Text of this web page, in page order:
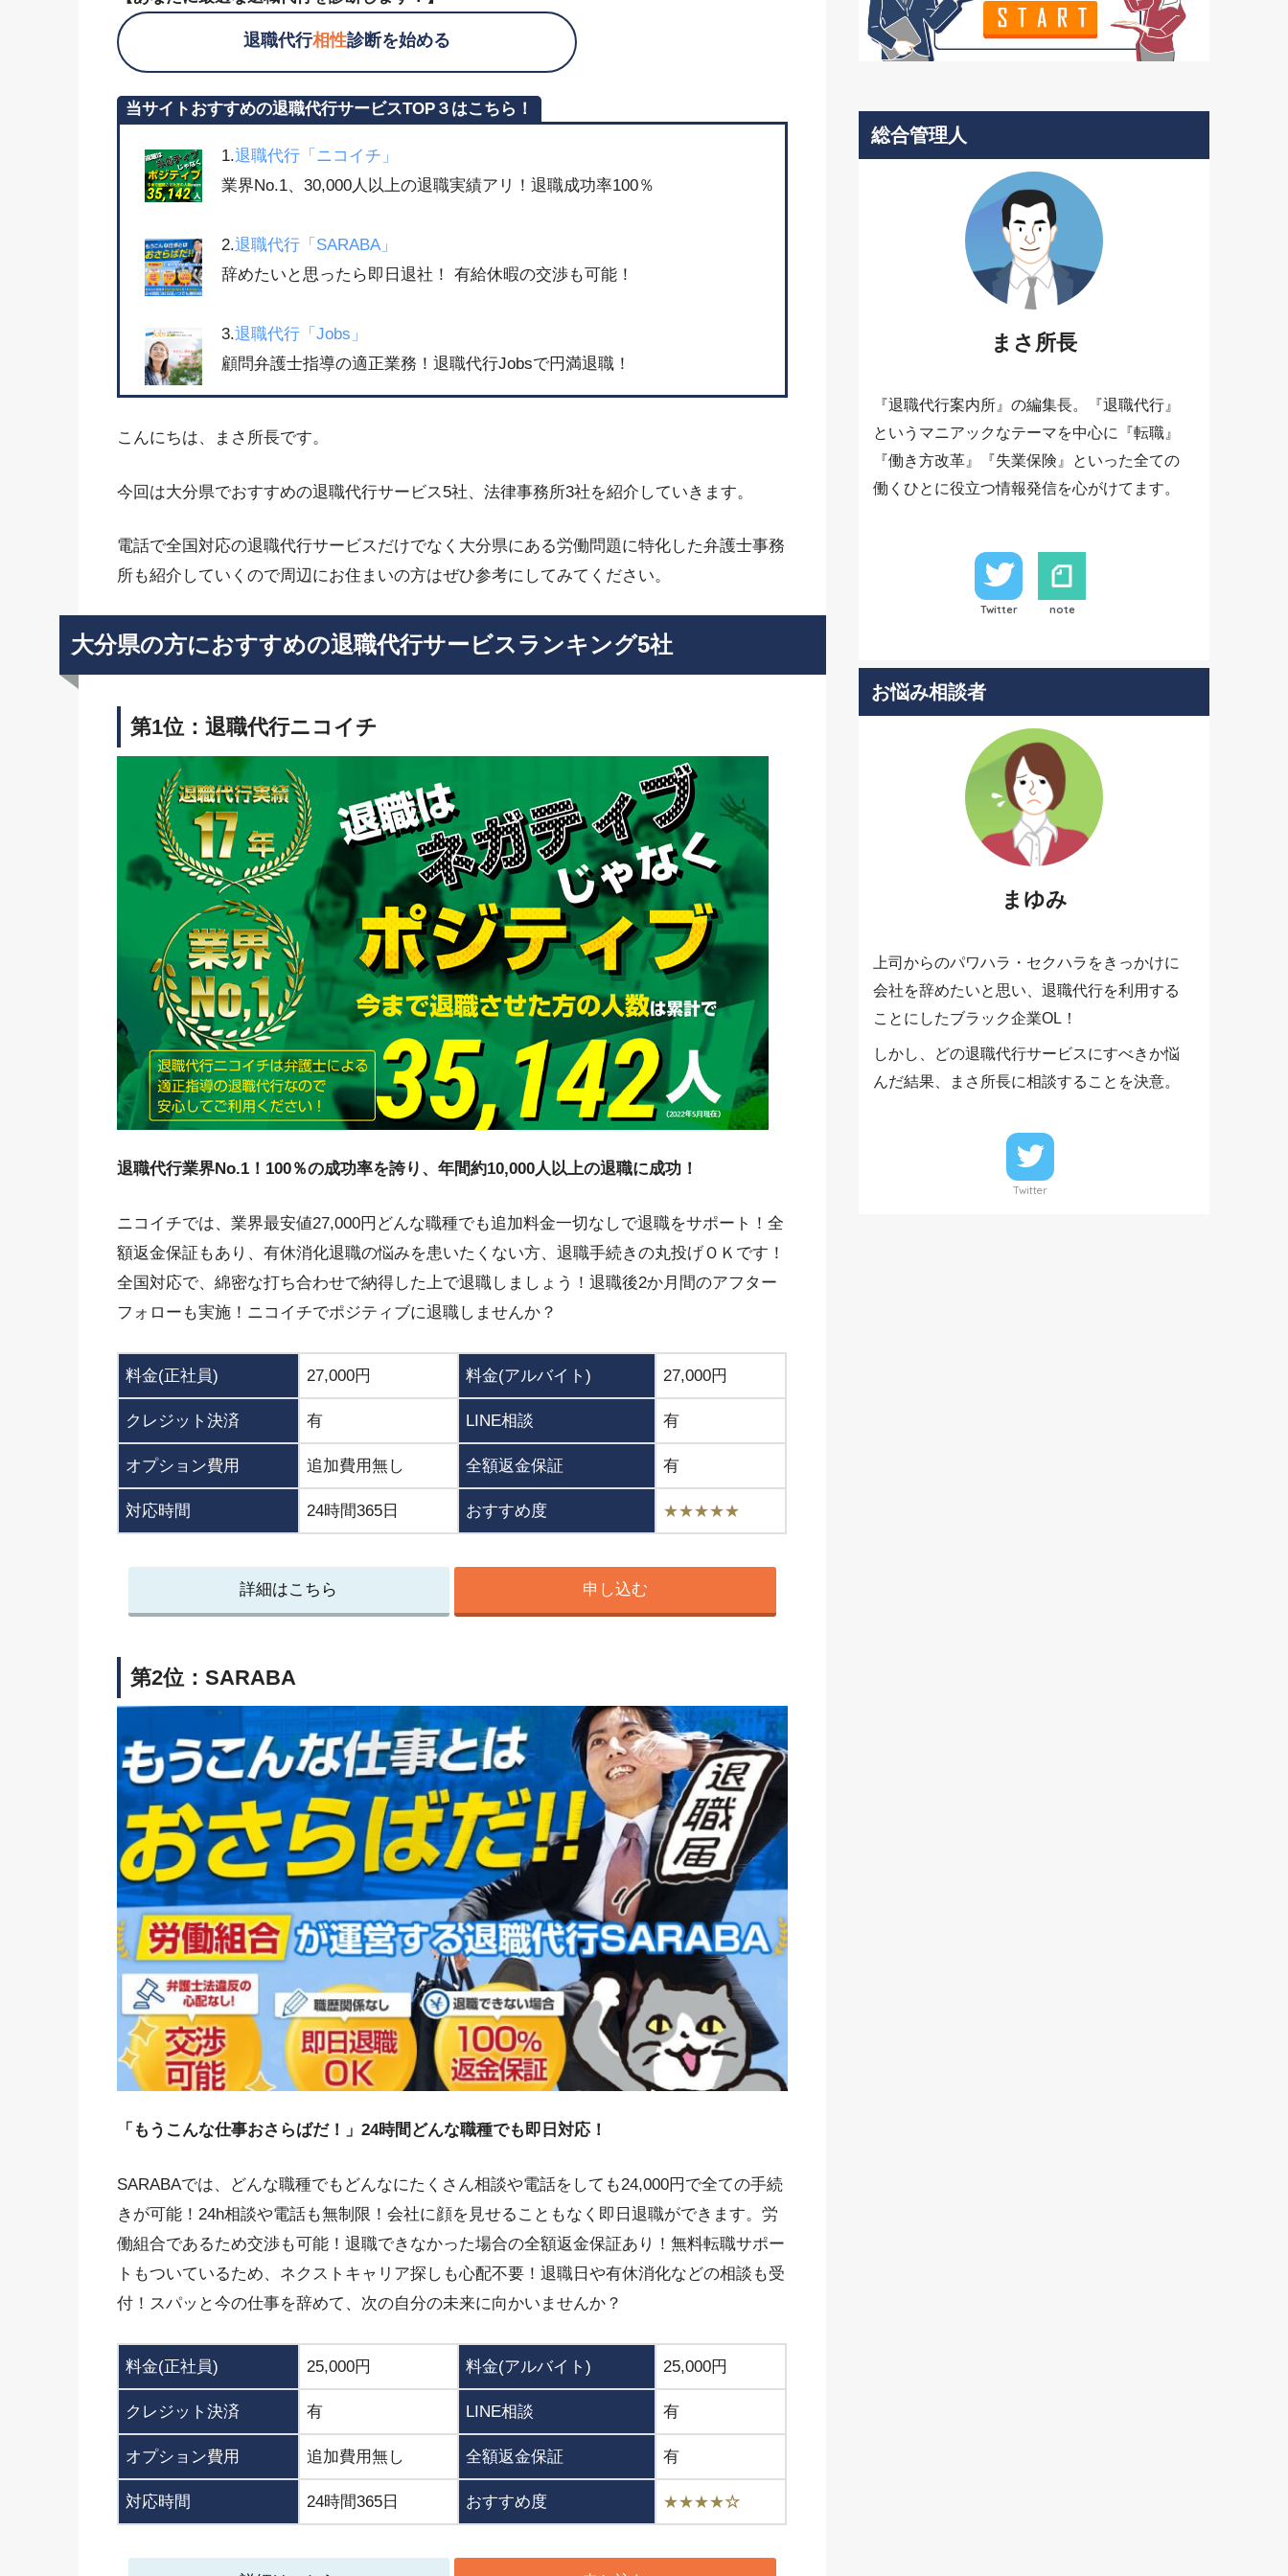
退職代行相性診断を始める
当サイトおすすめの退職代行サービスTOP３はこちら！
1.退職代行「ニコイチ」
業界No.1、30,000人以上の退職実績アリ！退職成功率100％
2.退職代行「SARABA」
辞めたいと思ったら即日退社！ 有給休暇の交渉も可能！
3.退職代行「Jobs」
顧問弁護士指導の適正業務！退職代行Jobsで円満退職！
こんにちは、まさ所長です。
今回は大分県でおすすめの退職代行サービス5社、法律事務所3社を紹介していきます。
電話で全国対応の退職代行サービスだけでなく大分県にある労働問題に特化した弁護士事務
所も紹介していくので周辺にお住まいの方はぜひ参考にしてみてください。
大分県の方におすすめの退職代行サービスランキング5社
第1位：退職代行ニコイチ
退職代行業界No.1！100％の成功率を誇り、年間約10,000人以上の退職に成功！
ニコイチでは、業界最安値27,000円どんな職種でも追加料金一切なしで退職をサポート！全
額返金保証もあり、有休消化退職の悩みを患いたくない方、退職手続きの丸投げＯＫです！
全国対応で、綿密な打ち合わせで納得した上で退職しましょう！退職後2か月間のアフター
フォローも実施！ニコイチでポジティブに退職しませんか？
料金(正社員) 27,000円 料金(アルバイト) 27,000円
クレジット決済 有 LINE相談 有
オプション費用 追加費用無し 全額返金保証 有
対応時間 24時間365日 おすすめ度 ★★★★★
詳細はこちら 申し込む
第2位：SARABA
「もうこんな仕事おさらばだ！」24時間どんな職種でも即日対応！
SARABAでは、どんな職種でもどんなにたくさん相談や電話をしても24,000円で全ての手続
きが可能！24h相談や電話も無制限！会社に顔を見せることもなく即日退職ができます。労
働組合であるため交渉も可能！退職できなかった場合の全額返金保証あり！無料転職サポー
トもついているため、ネクストキャリア探しも心配不要！退職日や有休消化などの相談も受
付！スパッと今の仕事を辞めて、次の自分の未来に向かいませんか？
料金(正社員) 25,000円 料金(アルバイト) 25,000円
クレジット決済 有 LINE相談 有
オプション費用 追加費用無し 全額返金保証 有
対応時間 24時間365日 おすすめ度 ★★★★☆
総合管理人
まさ所長
『退職代行案内所』の編集長。『退職代行』
というマニアックなテーマを中心に『転職』
『働き方改革』『失業保険』といった全ての
働くひとに役立つ情報発信を心がけてます。
Twitter note
お悩み相談者
まゆみ
上司からのパワハラ・セクハラをきっかけに
会社を辞めたいと思い、退職代行を利用する
ことにしたブラック企業OL！
しかし、どの退職代行サービスにすべきか悩
んだ結果、まさ所長に相談することを決意。
Twitter